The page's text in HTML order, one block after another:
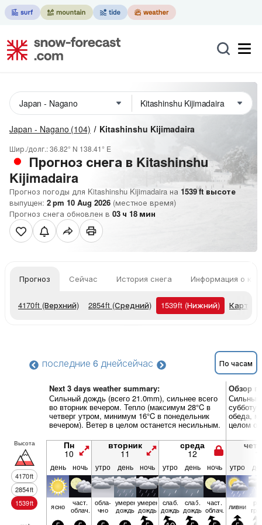
Japan - Nagano (104) Kitashinshu Kijimadaira
Шир./долг.:36.82° N 138.41° E
Прогноз снега в Kitashinshu
Kijimadaira
Прогноз погоды для Kitashinshu Kijimadaira на 1539ftвысоте
выпущен: 2 pm 10 Aug 2026 (местное время)
Прогноз снега обновлен в 03 ч 18 мин
Прогноз Сейчас История снега Информация о
4170ft (Верхний) 2854ft (Средний) 1539ft (Нижний) Карты
последние 6 днейсейчас По часам
Next 3 days weather summary:
Сильный дождь (всего 21.0mm), сильнее всего
во вторник вечером. Тепло (максимум 28°C в
четверг утром, минимум 16°C в понедельник
вечером). Ветер в целом останется несильным.
Обзор
Сильный
субботу
обеда,
целом
Высота
4170ft
2854ft
1539ft
Пн
10
вторник
11
среда
12
день ночь утро день ночь утро день ночь утро
ясно част.
облач.
обла­
чно
умерен.
дождь
умерен.
дождь
слаб.
дождь
слаб.
дождь
част.
облач. ливни